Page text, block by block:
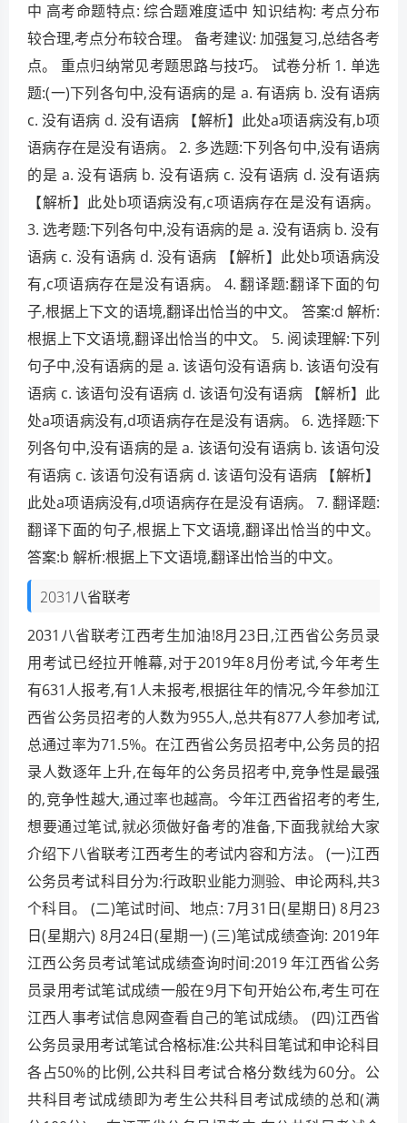
中 高考命题特点: 综合题难度适中 知识结构: 考点分布
较合理,考点分布较合理。 备考建议: 加强复习,总结各考
点。 重点归纳常见考题思路与技巧。 试卷分析 1. 单选
题:(一)下列各句中,没有语病的是 a. 有语病 b. 没有语病
c. 没有语病 d. 没有语病 【解析】此处a项语病没有,b项
语病存在是没有语病。 2. 多选题:下列各句中,没有语病
的是 a. 没有语病 b. 没有语病 c. 没有语病 d. 没有语病
【解析】此处b项语病没有,c项语病存在是没有语病。
3. 选考题:下列各句中,没有语病的是 a. 没有语病 b. 没有
语病 c. 没有语病 d. 没有语病 【解析】此处b项语病没
有,c项语病存在是没有语病。 4. 翻译题:翻译下面的句
子,根据上下文的语境,翻译出恰当的中文。 答案:d 解析:
根据上下文语境,翻译出恰当的中文。 5. 阅读理解:下列
句子中,没有语病的是 a. 该语句没有语病 b. 该语句没有
语病 c. 该语句没有语病 d. 该语句没有语病 【解析】此
处a项语病没有,d项语病存在是没有语病。 6. 选择题:下
列各句中,没有语病的是 a. 该语句没有语病 b. 该语句没
有语病 c. 该语句没有语病 d. 该语句没有语病 【解析】
此处a项语病没有,d项语病存在是没有语病。 7. 翻译题:
翻译下面的句子,根据上下文语境,翻译出恰当的中文。
答案:b 解析:根据上下文语境,翻译出恰当的中文。
2031八省联考
2031八省联考江西考生加油!8月23日,江西省公务员录
用考试已经拉开帷幕,对于2019年8月份考试,今年考生
有631人报考,有1人未报考,根据往年的情况,今年参加江
西省公务员招考的人数为955人,总共有877人参加考试,
总通过率为71.5%。在江西省公务员招考中,公务员的招
录人数逐年上升,在每年的公务员招考中,竞争性是最强
的,竞争性越大,通过率也越高。今年江西省招考的考生,
想要通过笔试,就必须做好备考的准备,下面我就给大家
介绍下八省联考江西考生的考试内容和方法。 (一)江西
公务员考试科目分为:行政职业能力测验、申论两科,共3
个科目。 (二)笔试时间、地点: 7月31日(星期日) 8月23
日(星期六) 8月24日(星期一) (三)笔试成绩查询: 2019年
江西公务员考试笔试成绩查询时间:2019 年江西省公务
员录用考试笔试成绩一般在9月下旬开始公布,考生可在
江西人事考试信息网查看自己的笔试成绩。 (四)江西省
公务员录用考试笔试合格标准:公共科目笔试和申论科目
各占50%的比例,公共科目考试合格分数线为60分。公
共科目考试成绩即为考生公共科目考试成绩的总和(满